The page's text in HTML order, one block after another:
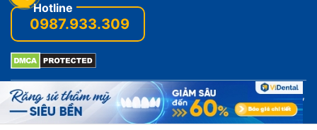
0987.933.309
© 2021 - Bản quyền của ViDental Clinic - Trung Tâm Bọc Răng,
Dán Răng Sứ Thẩm MỹViennhakhoathammy.com